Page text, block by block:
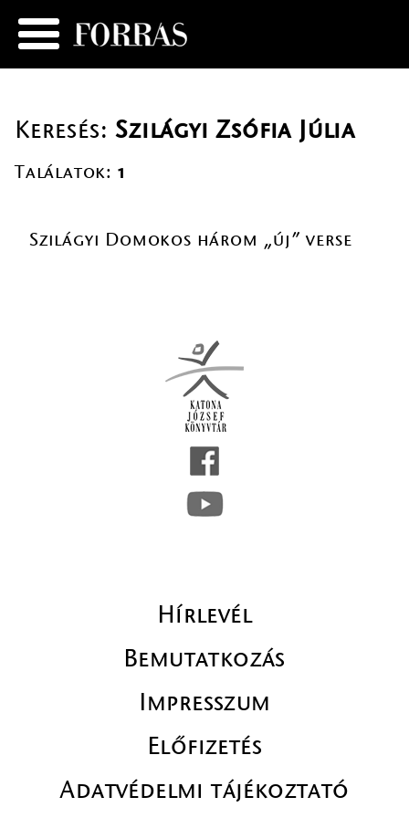
Keresés:Szilágyi Zsófia Júlia
Találatok: 1
Szilágyi Domokos három „új” verse
Hírlevél
Bemutatkozás
Impresszum
Előfizetés
Adatvédelmi tájékoztató